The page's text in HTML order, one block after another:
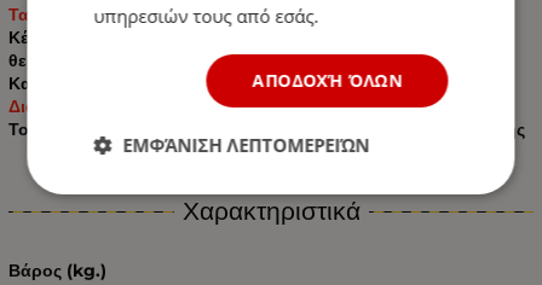
Τα κεραμικά παρέχουν 100% αντοχή στην εξάντληση
Κέλυφος από ισχυρό υλικό ανθεκτικό σε εξαιρετικά υψηλές
θερμοκρασίες
Κατασκευασμένο από υλικά υψηλής ποιότητας
Διαθέτουν εύκαμπτα, μαλακά καλώδια σιλικόνης
Το όλο πράγμα εγγυάται πολλά χρόνια απρόσκοπτης χρήσης
Χαρακτηριστικά
Βάρος (kg.)
υπηρεσιών τους από εσάς.
ΑΠΟΔΟΧΉ ΌΛΩΝ
ΕΜΦΆΝΙΣΗ ΛΕΠΤΟΜΕΡΕΙΏΝ